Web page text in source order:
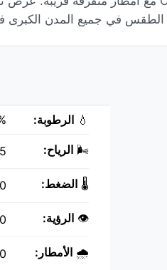
في جميع المدن الكبرى
💧 الرطوبة:
🌬️ الرياح:
🌡️ الضغط:
👁️ الرؤية:
🌧️ الأمطار: